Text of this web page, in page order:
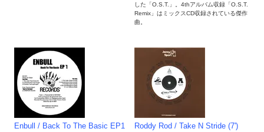
した「O.S.T.」。4thアルバム収録「O.S.T.
Remix」はミックスCD収録されている傑作
曲。
Enbull / Back To The Basic EP1
Roddy Rod / Take N Stride (7')